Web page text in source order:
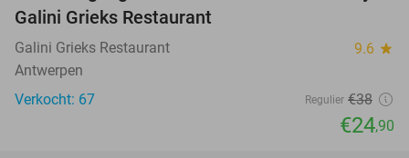
Galini Grieks Restaurant
Galini Grieks Restaurant 9.6 star
Antwerpen
Verkocht: 67
Regulier €38
€24,90